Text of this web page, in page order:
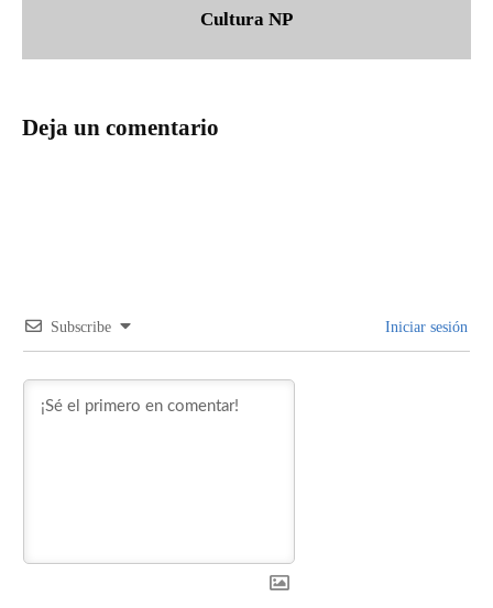
Cultura NP
Deja un comentario
Subscribe Iniciar sesión